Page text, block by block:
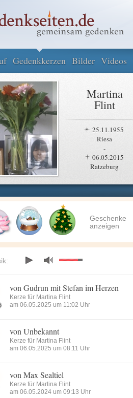
Gedenkkerzen Bilder Videos
Martina
Flint
25.11.1955
Riesa
-
06.05.2015
Ratzeburg
Geschenke
anzeigen
von Gudrun mit Stefan im Herzen
Kerze für Martina Flint
am 06.05.2025 um 11:02 Uhr
von Unbekannt
Kerze für Martina Flint
am 06.05.2025 um 08:11 Uhr
von Max Sealtiel
Kerze für Martina Flint
am 06.05.2024 um 09:13 Uhr